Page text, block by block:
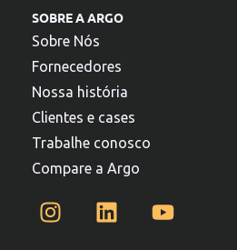
SOBRE A ARGO
Sobre Nós
Fornecedores
Nossa história
Clientes e cases
Trabalhe conosco
Compare a Argo